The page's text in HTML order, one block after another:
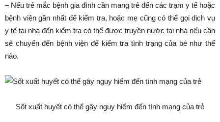
– Nếu trẻ mắc bệnh gia đình cần mang trẻ đến các trạm y tế hoặc
bệnh viện gần nhất để kiểm tra, hoặc mẹ cũng có thể gọi dịch vụ
y tế tại nhà đến kiểm tra có thể được truyền nước tại nhà nếu cần
sẽ chuyển đến bệnh viện để kiểm tra tình trạng của bé như thế
nào.
Sốt xuất huyết có thể gây nguy hiểm đến tính mạng của trẻ